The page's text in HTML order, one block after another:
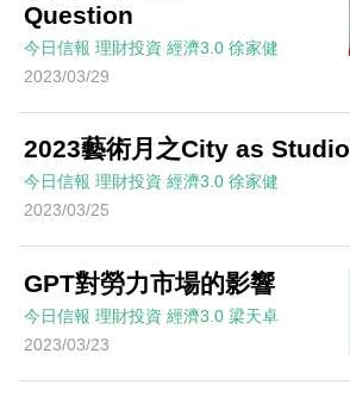
Question
今日信報 理財投資 經濟3.0 徐家健
2023/03/29
2023藝術月之City as Studio
今日信報 理財投資 經濟3.0 徐家健
2023/03/25
GPT對勞力市場的影響
今日信報 理財投資 經濟3.0 梁天卓
2023/03/23